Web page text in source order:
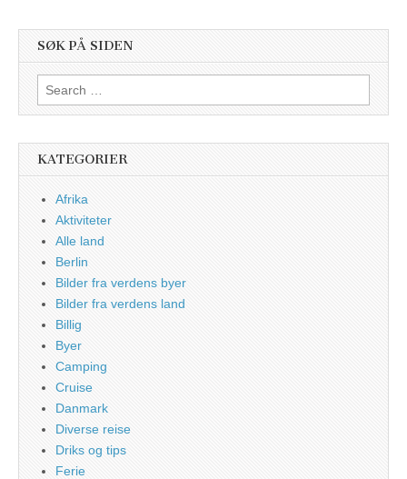
SØK PÅ SIDEN
Search
for:
KATEGORIER
Afrika
Aktiviteter
Alle land
Berlin
Bilder fra verdens byer
Bilder fra verdens land
Billig
Byer
Camping
Cruise
Danmark
Diverse reise
Driks og tips
Ferie